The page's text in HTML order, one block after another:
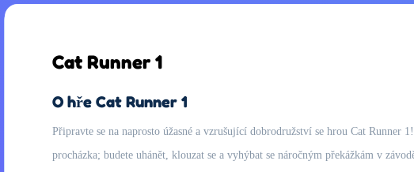
Cat Runner 1
O hře Cat Runner 1
Připravte se na naprosto úžasné a vzrušující dobrodružství se hrou Cat
procházka; budete uhánět, klouzat se a vyhýbat se náročným překážkám v